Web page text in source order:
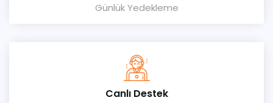
Günlük Yedekleme
Canlı Destek